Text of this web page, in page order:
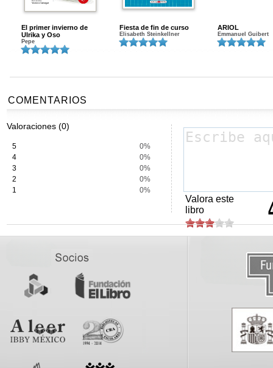
El primer invierno de
Ulrika y Oso
Pepe
Fiesta de fin de curso
Elisabeth Steinkellner
ARIOL
Emmanuel Guibert
COMENTARIOS
Valoraciones (0)
5
0%
4
0%
3
0%
2
0%
1
0%
Valora este
libro